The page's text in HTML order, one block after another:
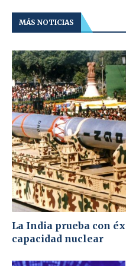
MÁS NOTICIAS
La India prueba con
capacidad nuclear